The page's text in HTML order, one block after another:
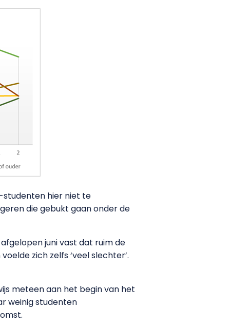
studenten hier niet te
die gebukt gaan onder de
juni vast dat ruim de
zich zelfs ‘veel slechter’.
meteen aan het begin van het
weinig studenten